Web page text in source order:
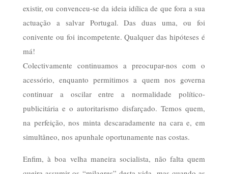
existir, ou convenceu-se da ideia idílica de que fora a sua
actuação a salvar Portugal. Das duas uma, ou foi
conivente ou foi incompetente. Qualquer das hipóteses é
má!
Colectivamente continuamos a preocupar-nos com o
acessório, enquanto permitimos a quem nos governa
continuar a oscilar entre a normalidade político-
publicitária e o autoritarismo disfarçado. Temos quem,
na perfeição, nos minta descaradamente na cara e, em
simultâneo, nos apunhale oportunamente nas costas.
Enfim, à boa velha maneira socialista, não falta quem